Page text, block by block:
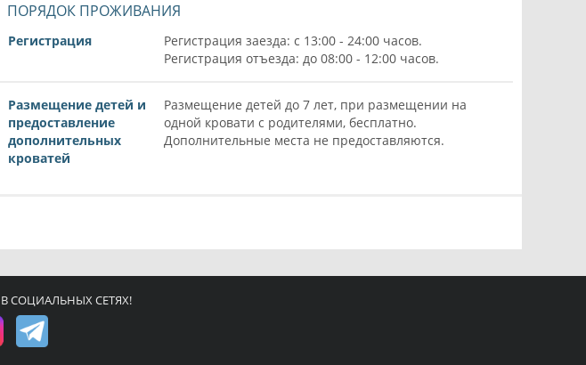
ПОРЯДОК ПРОЖИВАНИЯ
Регистрация
Регистрация заезда: с 13:00 - 24:00 часов.
Регистрация отъезда: до 08:00 - 12:00 часов.
Размещение детей и
предоставление
дополнительных
кроватей
Размещение детей до 7 лет, при размещении на
одной кровати с родителями, бесплатно.
Дополнительные места не предоставляются.
СОЦИАЛЬНЫХ СЕТЯХ!